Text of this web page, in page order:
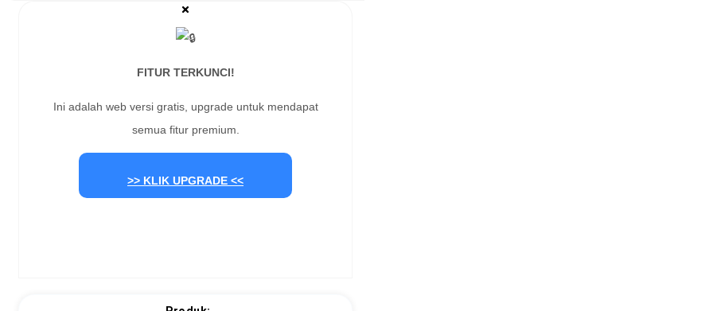
FITUR TERKUNCI!
Ini adalah web versi gratis, upgrade untuk mendapat
semua fitur premium.
>> KLIK UPGRADE <<